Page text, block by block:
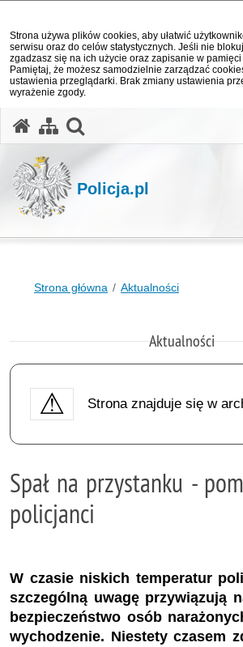
Strona używa plików cookies, aby ułatwić
serwisu oraz do celów statystycznych. Jeśli nie
zgadzasz się na ich użycie oraz zapisanie w
Pamiętaj, że możesz samodzielnie zarządzać
ustawienia przeglądarki. Brak zmiany ustawienia
wyrażenie zgody.
Policja.pl
Strona główna Aktualności
Aktualności
Strona znajduje się w
Spał na przystanku -
policjanci
W czasie niskich temperatur
szczególną uwagę przywiązują
bezpieczeństwo osób
wychodzenie. Niestety czasem